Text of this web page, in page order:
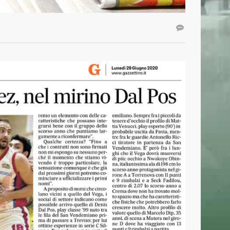
19
CONTATTI
Orari Segreteria:
(+39) 320 7147731
segreteria@basketmestre.it
NEWSLETTER
Iscriviti alla nostra Newsletter per rimanere
sempre aggiornato.
Ho letto e accettato laPrivacy Policy